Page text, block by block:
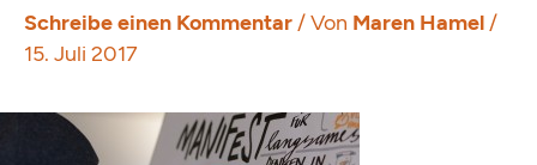
Schreibe einen Kommentar/ Von Maren Hamel/
15. Juli 2017